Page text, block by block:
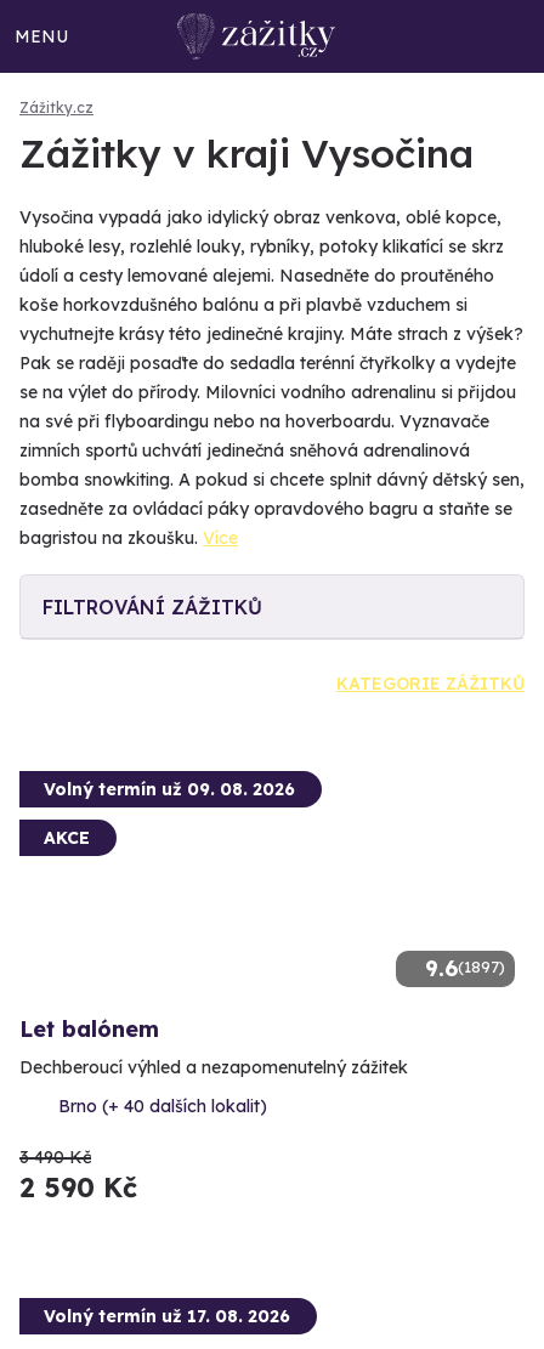
MENU
Zážitky.cz
Zážitky v kraji Vysočina
Vysočina vypadá jako idylický obraz venkova, oblé kopce,
hluboké lesy, rozlehlé louky, rybníky, potoky klikatící se skrz
údolí a cesty lemované alejemi. Nasedněte do proutěného
koše horkovzdušného balónu a při plavbě vzduchem si
vychutnejte krásy této jedinečné krajiny. Máte strach z výšek?
Pak se raději posaďte do sedadla terénní čtyřkolky a vydejte
se na výlet do přírody. Milovníci vodního adrenalinu si přijdou
na své při flyboardingu nebo na hoverboardu. Vyznavače
zimních sportů uchvátí jedinečná sněhová adrenalinová
bomba snowkiting. A pokud si chcete splnit dávný dětský sen,
zasedněte za ovládací páky opravdového bagru a staňte se
bagristou na zkoušku. Více
FILTROVÁNÍ ZÁŽITKŮ
KATEGORIE ZÁŽITKŮ
9.6(1897)
Volný termín už 09. 08. 2026
AKCE
Let balónem
Dechberoucí výhled a nezapomenutelný zážitek
Brno (+ 40 dalších lokalit)
3 490 Kč
2 590 Kč
Volný termín už 17. 08. 2026